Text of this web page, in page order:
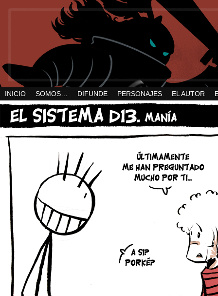
INICIO SOMOS… DIFUNDE PERSONAJES EL AUTOR